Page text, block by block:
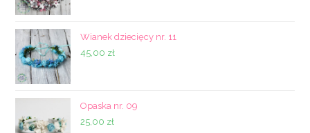
Wianek dziecięcy nr. 11
45,00 zł
Opaska nr. 09
25,00 zł